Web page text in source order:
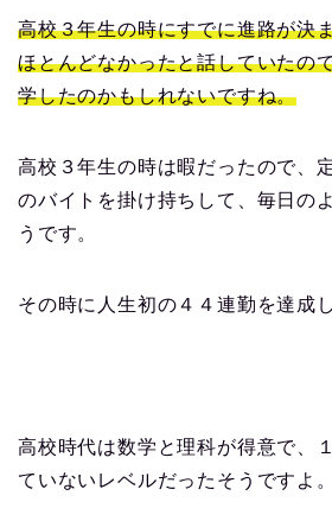
高校３年生の時にすでに進路が決
ほとんどなかったと話していたの
学したのかもしれないですね。
高校３年生の時は暇だったので、
のバイトを掛け持ちして、毎日の
うです。
その時に人生初の４４連勤を達成
高校時代は数学と理科が得意で、
ていないレベルだったそうですよ。